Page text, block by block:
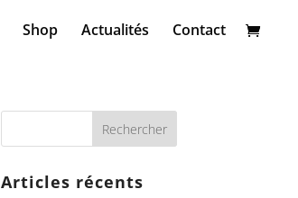
Shop Actualités Contact
Articles récents